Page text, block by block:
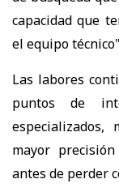
capacidad que
el equipo
Las labores
puntos de
mayor
antes de perder